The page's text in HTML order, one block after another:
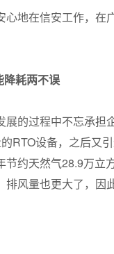
心地在信安工作，
降耗两不误
展的过程中不忘承担
RTO设备，之后又
节约天然气28.9万
排风量也更大了，